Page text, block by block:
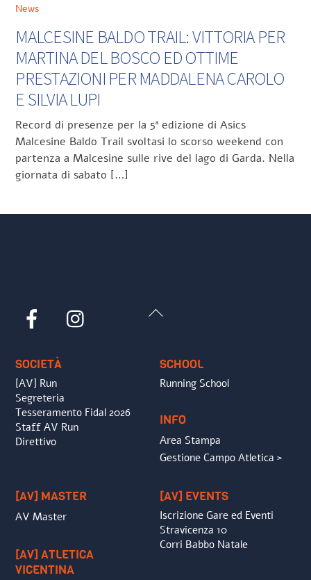
News
MALCESINE BALDO TRAIL: VITTORIA PER
MARTINA DEL BOSCO ED OTTIME
PRESTAZIONI PER MADDALENA CAROLO
E SILVIA LUPI
Record di presenze per la 5ª edizione di Asics
Malcesine Baldo Trail svoltasi lo scorso weekend con
partenza a Malcesine sulle rive del lago di Garda. Nella
giornata di sabato […]
Back
Facebook
SOCIETÀ
[AV] Run
Segreteria
Tesseramento Fidal 2026
Staff AV Run
Direttivo
SCHOOL
Running School
INFO
Area Stampa
Gestione Campo Atletica >
[AV] MASTER
AV Master
[AV] ATLETICA
VICENTINA
[AV] EVENTS
Iscrizione Gare ed Eventi
Stravicenza 10
Corri Babbo Natale